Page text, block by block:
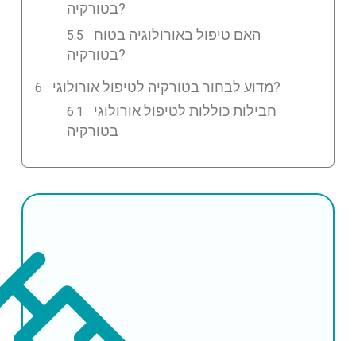
בטורקיה?
האם טיפול באורולוגיה בטוח
בטורקיה?
מדוע לבחור בטורקיה לטיפול אורולוגי?
חבילות כוללות לטיפול אורולוגי
בטורקיה